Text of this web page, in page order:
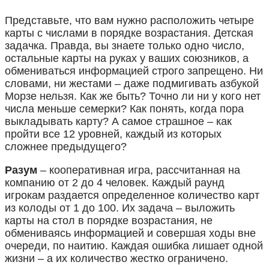
Представьте, что вам нужно расположить четыре
карты с числами в порядке возрастания. Детская
задачка. Правда, вы знаете только одно число,
остальные карты на руках у ваших союзников, а
обмениваться информацией строго запрещено. Ни
словами, ни жестами – даже подмигивать азбукой
Морзе нельзя. Как же быть? Точно ли ни у кого нет
числа меньше семерки? Как понять, когда пора
выкладывать карту? А самое страшное – как
пройти все 12 уровней, каждый из которых
сложнее предыдущего?
Разум – кооперативная игра, рассчитанная на
компанию от 2 до 4 человек. Каждый раунд
игрокам раздается определенное количество карт
из колоды от 1 до 100. Их задача – выложить
карты на стол в порядке возрастания, не
обмениваясь информацией и совершая ходы вне
очереди, по наитию. Каждая ошибка лишает одной
жизни – а их количество жестко ограничено.